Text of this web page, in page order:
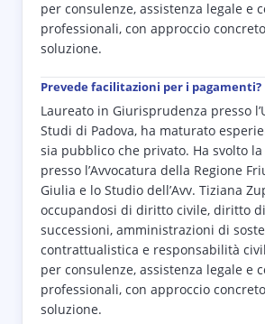
per consulenze, assistenza legale e
professionali, con approccio
soluzione.
Prevede facilitazioni per i pagamenti?
Laureato in Giurisprudenza presso
Studi di Padova, ha maturato
sia pubblico che privato. Ha svolto
presso l’Avvocatura della Regione
Giulia e lo Studio dell’Avv. Tiziana
occupandosi di diritto civile, diritto
successioni, amministrazioni di
contrattualistica e responsabilità
per consulenze, assistenza legale e
professionali, con approccio
soluzione.